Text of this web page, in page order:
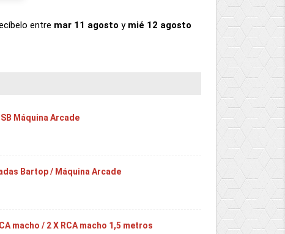
entre mar 11 agosto y mié 12 agosto
Máquina Arcade
Bartop / Máquina Arcade
macho / 2 X RCA macho 1,5 metros